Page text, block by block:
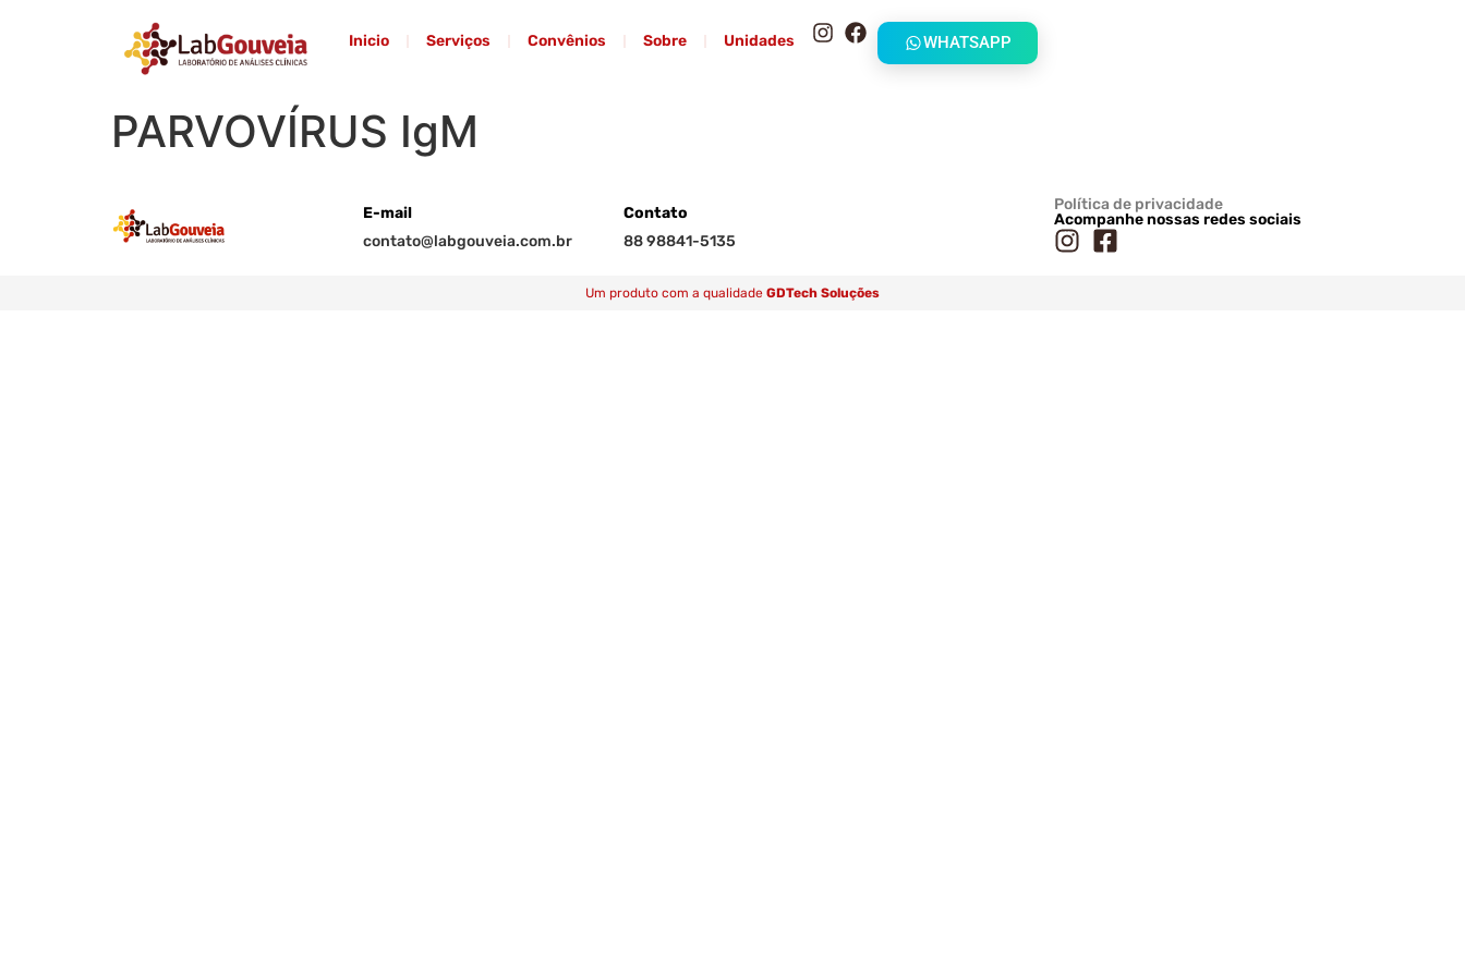
Inicio Serviços Convênios Sobre Unidades WHATSAPP
PARVOVÍRUS IgM
E-mail
contato@labgouveia.com.br
Contato
88 98841-5135
Política de privacidade
Acompanhe nossas redes sociais
Um produto com a qualidade GDTech Soluções